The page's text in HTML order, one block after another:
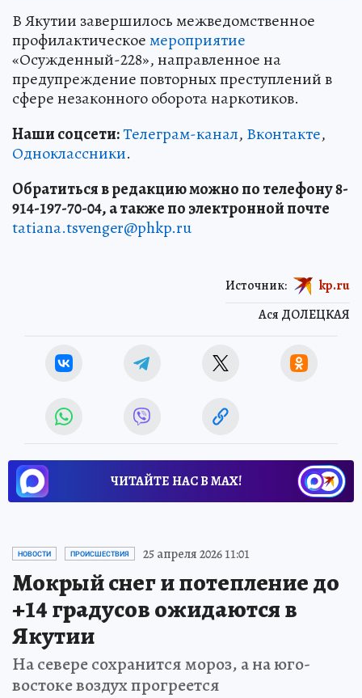
В Якутии завершилось межведомственное
профилактическоемероприятие
«Осужденный-228», направленное на
предупреждение повторных преступлений в
сфере незаконного оборота наркотиков.
Наши соцсети:Телеграм-канал, Вконтакте,
Одноклассники.
Обратиться в редакцию можно по телефону 8-
914-197-70-04, а также по электронной почте
tatiana.tsvenger@phkp.ru
Ася ДОЛЕЦКАЯ
Источник: kp.ru
ЧИТАЙТЕ НАС В МАХ!
НОВОСТИ ПРОИСШЕСТВИЯ 25 апреля 2026 11:01
Мокрый снег и потепление до
+14 градусов ожидаются в
Якутии
На севере сохранится мороз, а на юго-
востоке воздух прогреется